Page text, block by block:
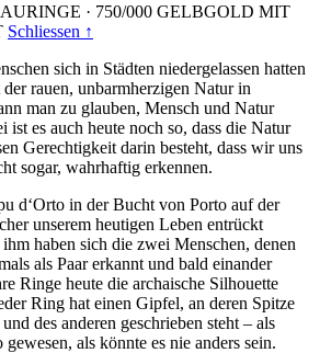
· 750/000 GELBGOLD MIT
Schliessen ↑
sich in Städten niedergelassen hatten
rauen, unbarmherzigen Natur in
man zu glauben, Mensch und Natur
ist es auch heute noch so, dass die Natur
Gerechtigkeit darin besteht, dass wir uns
sogar, wahrhaftig erkennen.
d‘Orto in der Bucht von Porto auf der
unserem heutigen Leben entrückt
haben sich die zwei Menschen, denen
als Paar erkannt und bald einander
Ringe heute die archaische Silhouette
Ring hat einen Gipfel, an deren Spitze
des anderen geschrieben steht – als
als könnte es nie anders sein.